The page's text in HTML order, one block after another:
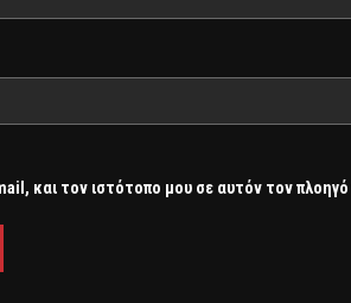
και τον ιστότοπο μου σε αυτόν τον